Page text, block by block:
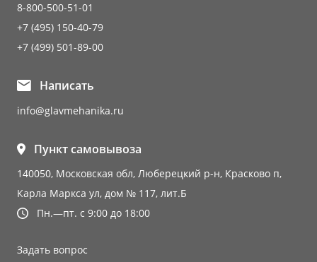
8-800-500-51-01
+7 (495) 150-40-79
+7 (499) 501-89-00
Написать
info@glavmehanika.ru
Пункт самовывоза
140050, Московская обл, Люберецкий р-н, Красково п,
Карла Маркса ул, дом № 117, лит.Б
Пн.—пт. с 9:00 до 18:00
Задать вопрос